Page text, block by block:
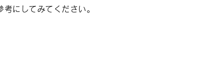
にしてみてください。